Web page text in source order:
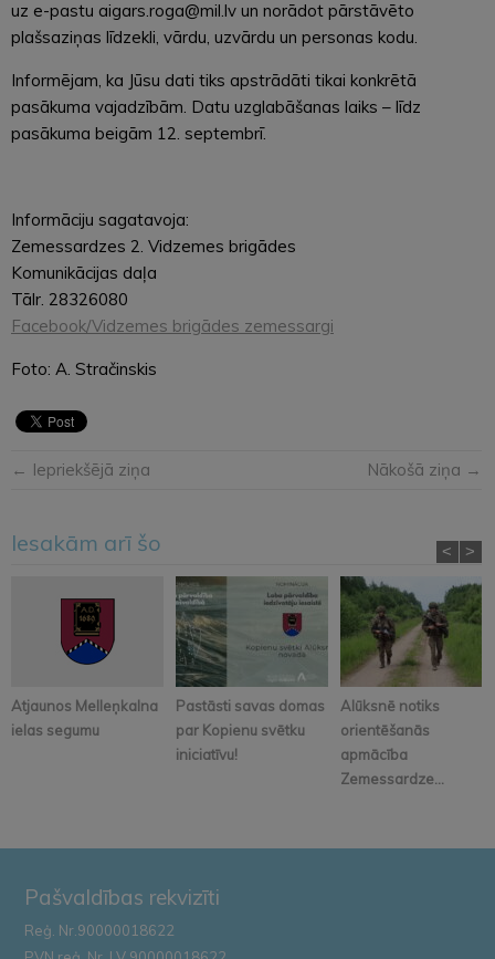
uz e-pastu aigars.roga@mil.lv un norādot pārstāvēto
plašsaziņas līdzekli, vārdu, uzvārdu un personas kodu.
Informējam, ka Jūsu dati tiks apstrādāti tikai konkrētā
pasākuma vajadzībām. Datu uzglabāšanas laiks – līdz
pasākuma beigām 12. septembrī.
Informāciju sagatavoja:
Zemessardzes 2. Vidzemes brigādes
Komunikācijas daļa
Tālr. 28326080
Facebook/Vidzemes brigādes zemessargi
Foto: A. Stračinskis
← Iepriekšējā ziņa Nākošā ziņa →
Iesakām arī šo
Atjaunos Melleņkalna
ielas segumu
Pastāsti savas domas
par Kopienu svētku
iniciatīvu!
Alūksnē notiks
orientēšanās
apmācība
Zemessardze...
< >
Pašvaldības rekvizīti
Reģ. Nr.90000018622